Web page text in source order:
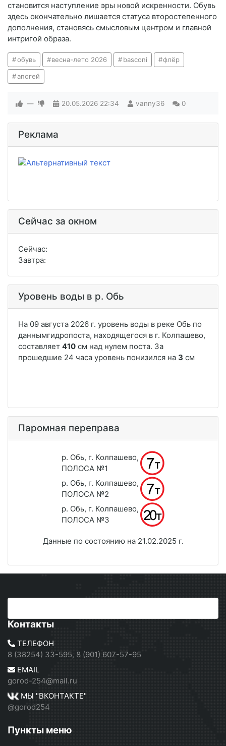
становится наступление эры новой искренности. Обувь
здесь окончательно лишается статуса второстепенного
дополнения, становясь смысловым центром и главной
интригой образа.
обувь весна-лето 2026 basconi флёр
апогей
— 20.05.2026 22:34 vanny36 0
Реклама
Сейчас за окном
Сейчас:
Завтра:
Уровень воды в р. Обь
Паромная переправа
р. Обь, г. Колпашево,
ПОЛОСА №1
р. Обь, г. Колпашево,
ПОЛОСА №2
р. Обь, г. Колпашево,
ПОЛОСА №3
Данные по состоянию на 21.02.2025 г.
Контакты
ТЕЛЕФОН
8 (38254) 33-595, 8 (901) 607-57-95
EMAIL
gorod-254@mail.ru
МЫ "ВКОНТАКТЕ"
@gorod254
Пункты меню